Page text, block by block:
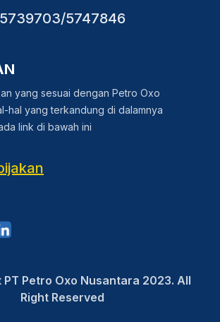
5747846
yang sesuai dengan Petro Oxo
hal yang terkandung di dalamnya
link di bawah ini
Petro Oxo Nusantara 2023. All
Right Reserved